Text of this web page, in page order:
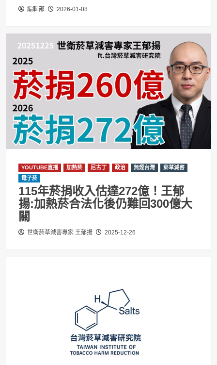
編輯部 2026-01-08
YOUTUBE直播 加熱菸 尼古丁 政治 無煙台灣
菸草減害
電子菸
115年菸捐收入估達272億！王郁
揚:加熱菸合法化後仍難回300億大
關
世衛菸草減害專家 王郁揚 2025-12-26